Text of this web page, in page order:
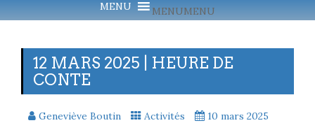
MENUMENU
12 MARS 2025 | HEURE DE
CONTE
Geneviève Boutin Activités 10 mars 2025